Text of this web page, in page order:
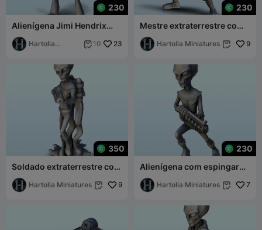
230
Alienígena Jimi Hendrix
com fato e guitarra (16) (+
pré-fornecimento
Hartolia
 10 23
230
Mestre extraterrestre com
espada dupla e distintivos
faciais (14) (+ pré-s
Hartolia Miniatures  9
350
Soldado extraterrestre com
espingarda de assalto e
mochila a jato (13) (+ pré-
su
Hartolia Miniatures  9
230
Alienígena com espingarda
de assalto laser (12) (+
versão pré-suportada
Hartolia Miniatures  7